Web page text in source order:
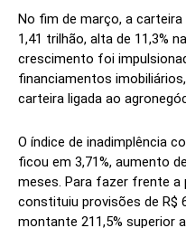
No fim de março, a carteira
1,41 trilhão, alta de 11,3%
crescimento foi
financiamentos
carteira ligada ao
O índice de inadimplência
ficou em 3,71%, aumento
meses. Para fazer frente a
constituiu provisões de R$
montante 211,5% superior